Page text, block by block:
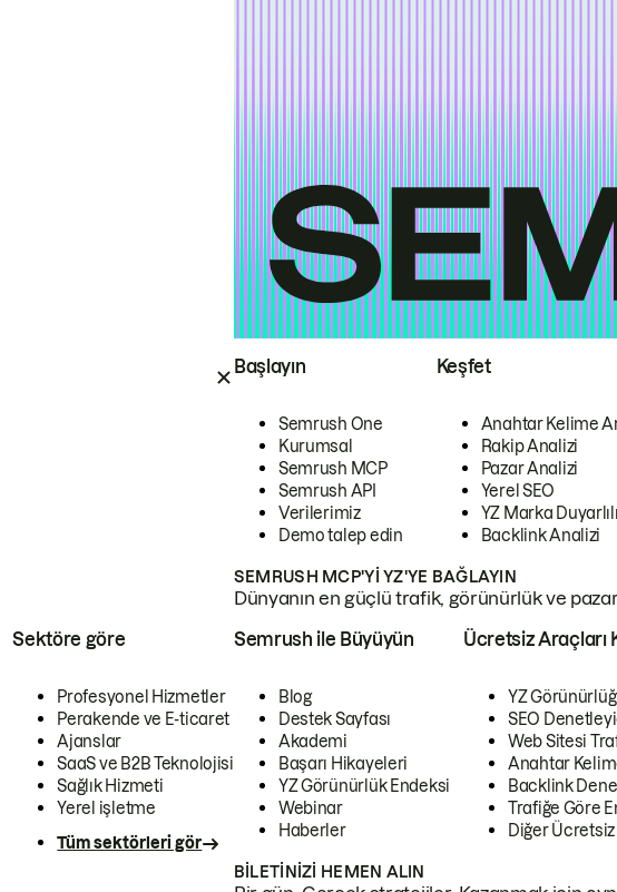
Başlayın
Semrush One
Kurumsal
Semrush MCP
Semrush API
Verilerimiz
Demo talep edin
Keşfet
Anahtar Kelime
Rakip Analizi
Pazar Analizi
Yerel SEO
YZ Marka
Backlink Analizi
SEMRUSH MCP'YI YZ'YE BAĞLAYIN
Dünyanın en güçlü trafik, görünürlük ve
Sektöre göre
Profesyonel Hizmetler
Perakende ve E-ticaret
Ajanslar
SaaS ve B2B Teknolojisi
Sağlık Hizmeti
Yerel işletme
Tüm sektörleri gör
Semrush ile Büyüyün
Blog
Destek Sayfası
Akademi
Başarı Hikayeleri
YZ Görünürlük Endeksi
Webinar
Haberler
Ücretsiz Araçları
YZ
SEO
Web Sitesi
Anahtar
Backlink
Trafiğe Göre
Diğer
BILETINIZI HEMEN ALIN